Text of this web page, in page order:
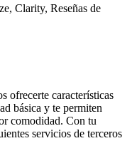
Clarity, Reseñas de
ofrecerte características
básica y te permiten
comodidad. Con tu
servicios de terceros